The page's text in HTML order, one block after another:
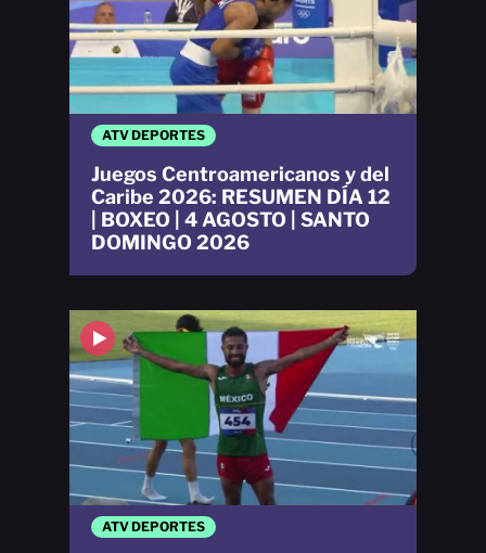
ATV DEPORTES
ATV DEPORTES
Juegos Centroamericanos y del
Caribe 2026: RESUMEN DÍA 12
| BOXEO | 4 AGOSTO | SANTO
DOMINGO 2026